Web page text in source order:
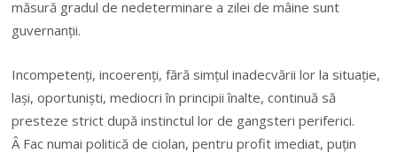
măsură gradul de nedeterminare a zilei de mâine sunt
guvernanții.
Incompetenți, incoerenți, fără simțul inadecvării lor la situație,
lași, oportuniști, mediocri în principii înalte, continuă să
presteze strict după instinctul lor de gangsteri periferici.
Â Fac numai politică de ciolan, pentru profit imediat, puțin